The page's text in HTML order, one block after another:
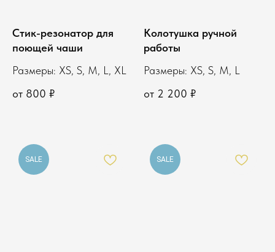
Стик-резонатор для
поющей чаши
Размеры: XS, S, M, L, XL
от 800 ₽
Колотушка ручной
работы
Размеры: XS, S, M, L
от 2 200 ₽
SALE SALE